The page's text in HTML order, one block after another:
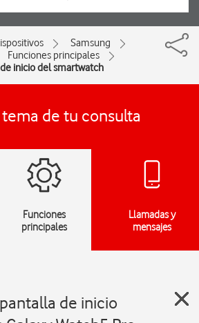
Samsung
Funciones principales
inicio del smartwatch
de tu consulta
Funciones
principales
Llamadas y
mensajes
de inicio